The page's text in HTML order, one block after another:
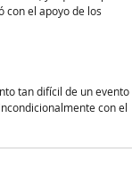
con el apoyo de los
tan difícil de un evento
con el